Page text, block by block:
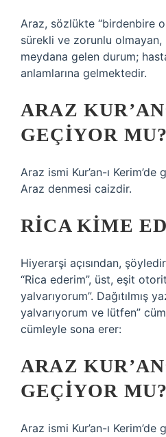
Araz, sözlükte “birdenbire
sürekli ve zorunlu
meydana gelen durum;
anlamlarına gelmektedir.
ARAZ
GEÇIYOR MU?
Araz ismi Kur’an-ı
Araz denmesi caizdir.
RICA KIME
Hiyerarşi açısından,
“Rica ederim”, üst, eşit
yalvarıyorum”. Dağıtılmış
yalvarıyorum ve lütfen”
cümleyle sona erer:
ARAZ
GEÇIYOR MU?
Araz ismi Kur’an-ı